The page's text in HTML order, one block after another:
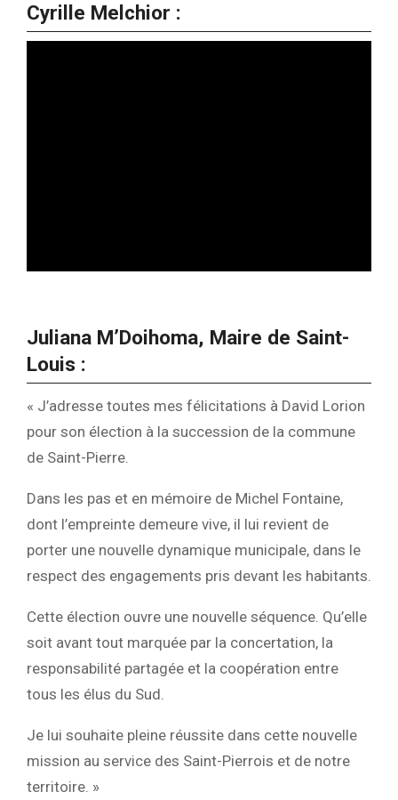
Cyrille Melchior :
Juliana M’Doihoma, Maire de Saint-
Louis :
« J’adresse toutes mes félicitations à David Lorion
pour son élection à la succession de la commune
de Saint-Pierre.
Dans les pas et en mémoire de Michel Fontaine,
dont l’empreinte demeure vive, il lui revient de
porter une nouvelle dynamique municipale, dans le
respect des engagements pris devant les habitants.
Cette élection ouvre une nouvelle séquence. Qu’elle
soit avant tout marquée par la concertation, la
responsabilité partagée et la coopération entre
tous les élus du Sud.
Je lui souhaite pleine réussite dans cette nouvelle
mission au service des Saint-Pierrois et de notre
territoire. »